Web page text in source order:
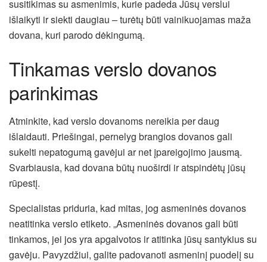
susitikimas su asmenimis, kurie padeda Jūsų verslui
išlaikyti ir siekti daugiau – turėtų būti vainikuojamas maža
dovana, kuri parodo dėkingumą.
Tinkamas verslo dovanos
parinkimas
Atminkite, kad verslo dovanoms nereikia per daug
išlaidauti. Priešingai, pernelyg brangios dovanos gali
sukelti nepatogumą gavėjui ar net įpareigojimo jausmą.
Svarbiausia, kad dovana būtų nuoširdi ir atspindėtų jūsų
rūpestį.
Specialistas priduria, kad mitas, jog asmeninės dovanos
neatitinka verslo etiketo. „Asmeninės dovanos gali būti
tinkamos, jei jos yra apgalvotos ir atitinka jūsų santykius su
gavėju. Pavyzdžiui, galite padovanoti asmeninį puodelį su